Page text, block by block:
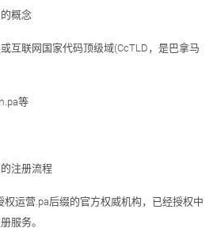
概念
互联网国家代码顶级域(CcTLD，是巴拿马
等
注册流程
权运营.pa后缀的官方权威机构，已经授权中
服务。